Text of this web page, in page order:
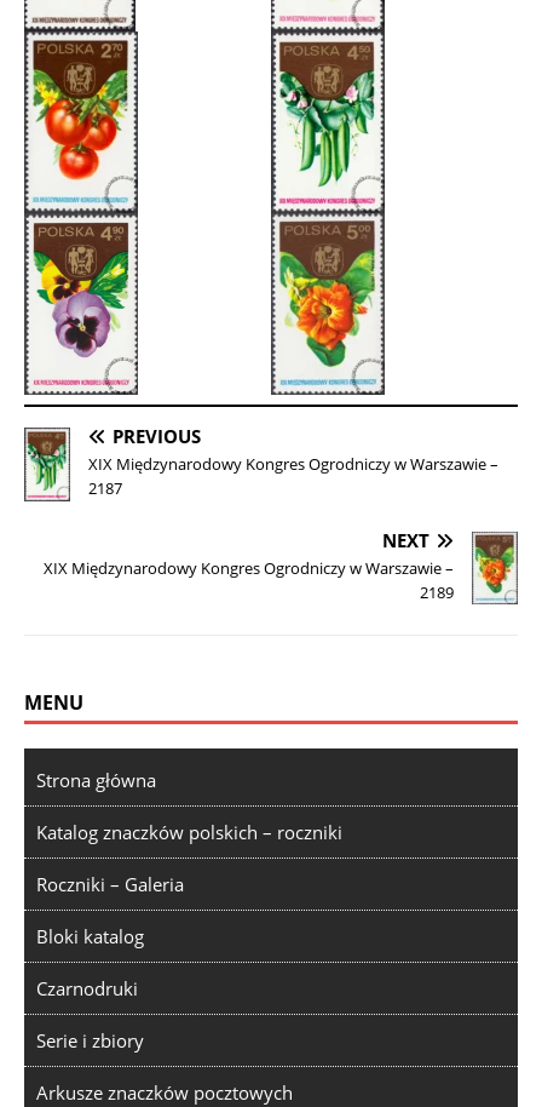
PREVIOUS
XIX Międzynarodowy Kongres Ogrodniczy w Warszawie –
2187
NEXT
XIX Międzynarodowy Kongres Ogrodniczy w Warszawie –
2189
MENU
Strona główna
Katalog znaczków polskich – roczniki
Roczniki – Galeria
Bloki katalog
Czarnodruki
Serie i zbiory
Arkusze znaczków pocztowych